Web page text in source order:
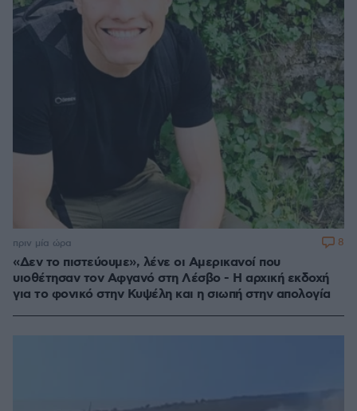
«Δεν το πιστεύουμε», λένε οι Αμερικανοί που
υιοθέτησαν τον Αφγανό στη Λέσβο - Η αρχική εκδοχή
για το φονικό στην Κυψέλη και η σιωπή στην απολογία
πριν μία ώρα 8